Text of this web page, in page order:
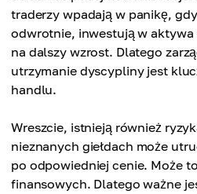
traderzy wpadają w panikę,
odwrotnie, inwestują w aktywa
na dalszy wzrost. Dlatego
utrzymanie dyscypliny jest
handlu.
Wreszcie, istnieją również
nieznanych giełdach może
po odpowiedniej cenie. Może
finansowych. Dlatego ważne